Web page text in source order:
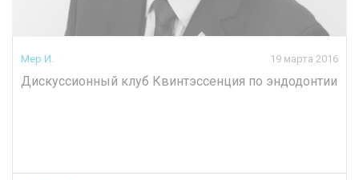
Мер И. 19 марта 2016
Дискуссионный клуб Квинтэссенция по эндодонтии